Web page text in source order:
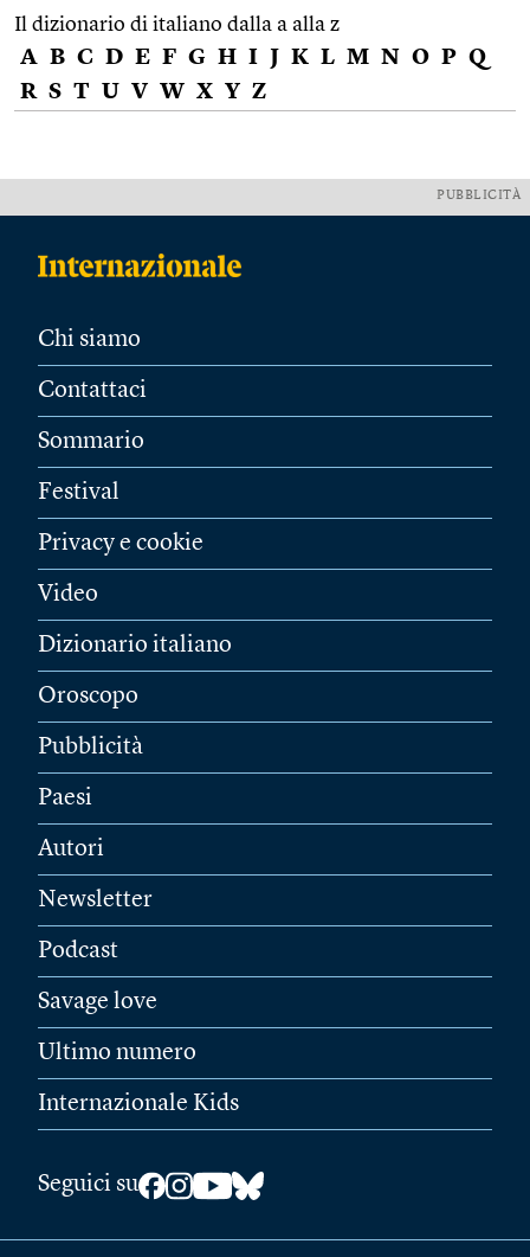
Il dizionario di italiano dalla a alla z
A B C D E F G H I J K L M N O P Q
R S T U V W X Y Z
PUBBLICITÀ
Chi siamo
Contattaci
Sommario
Festival
Privacy e cookie
Video
Dizionario italiano
Oroscopo
Pubblicità
Paesi
Autori
Newsletter
Podcast
Savage love
Ultimo numero
Internazionale Kids
Seguici su